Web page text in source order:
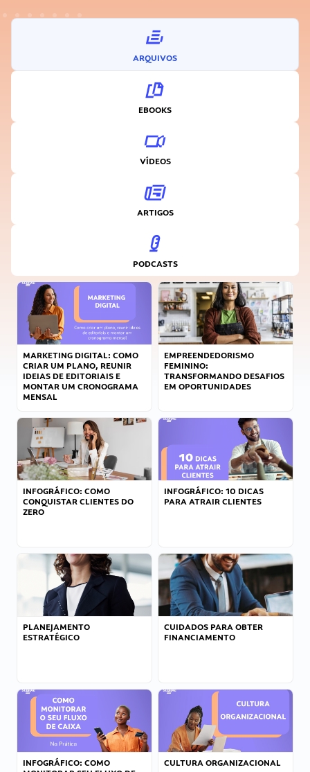
ARQUIVOS
EBOOKS
VÍDEOS
ARTIGOS
PODCASTS
MARKETING DIGITAL: COMO
CRIAR UM PLANO, REUNIR
IDEIAS DE EDITORIAIS E
MONTAR UM CRONOGRAMA
MENSAL
EMPREENDEDORISMO
FEMININO:
TRANSFORMANDO DESAFIOS
EM OPORTUNIDADES
INFOGRÁFICO: COMO
CONQUISTAR CLIENTES DO
ZERO
INFOGRÁFICO: 10 DICAS
PARA ATRAIR CLIENTES
PLANEJAMENTO
ESTRATÉGICO
CUIDADOS PARA OBTER
FINANCIAMENTO
INFOGRÁFICO: COMO
CULTURA ORGANIZACIONAL